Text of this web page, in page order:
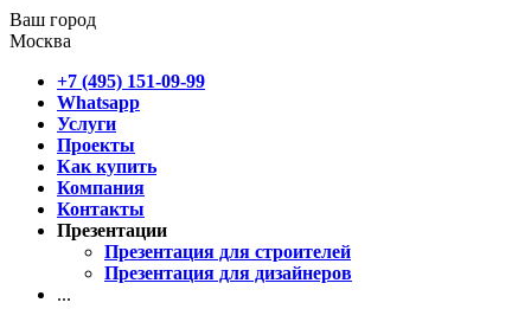
Ваш город
Москва
+7 (495) 151-09-99
Whatsapp
Услуги
Проекты
Как купить
Компания
Контакты
Презентации
Презентация для строителей
Презентация для дизайнеров
...